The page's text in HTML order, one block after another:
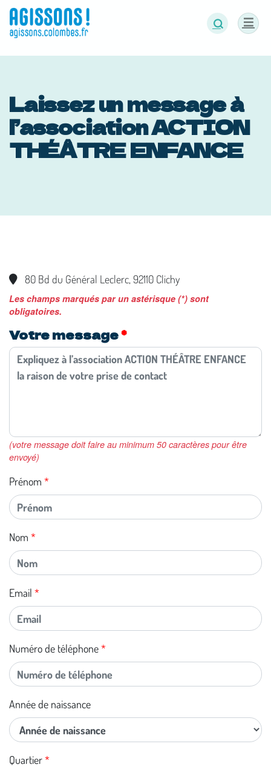
Laissez un message à
l’association ACTION
THÉÂTRE ENFANCE
80 Bd du Général Leclerc, 92110 Clichy
Les champs marqués par un astérisque (*) sont
obligatoires.
Votre message
(votre message doit faire au minimum 50 caractères pour être
envoyé)
Prénom
Nom
Email
Numéro de téléphone
Année de naissance
Quartier
Panneau de gestion des cookies